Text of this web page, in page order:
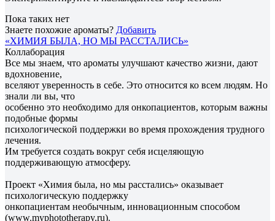
Пока таких нет
Знаете похожие ароматы? Добавить
«ХИМИЯ БЫЛА, НО МЫ РАССТАЛИСЬ»
Коллаборация
Все мы знаем, что ароматы улучшают качество жизни, дают
вдохновение,
вселяют уверенность в себе. Это относится ко всем людям. Но
знали ли вы, что
особенно это необходимо для онкопациентов, которым важны
подобные формы
психологической поддержки во время прохождения трудного
лечения.
Им требуется создать вокруг себя исцеляющую
поддерживающую атмосферу.
Проект «Химия была, но мы расстались» оказывает
психологическую поддержку
онкопациентам необычным, инновационным способом
(www.myphototherapy.ru).